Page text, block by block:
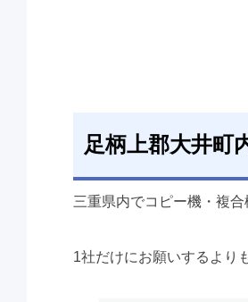
足柄上郡大井町
三重県内でコピー機・複
1社だけにお願いするより